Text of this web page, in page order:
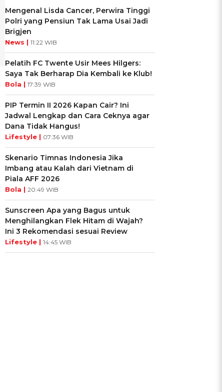
Mengenal Lisda Cancer, Perwira Tinggi
Polri yang Pensiun Tak Lama Usai Jadi
Brigjen
News | 11:22 WIB
Pelatih FC Twente Usir Mees Hilgers:
Saya Tak Berharap Dia Kembali ke Klub!
Bola | 17:39 WIB
PIP Termin II 2026 Kapan Cair? Ini
Jadwal Lengkap dan Cara Ceknya agar
Dana Tidak Hangus!
Lifestyle | 07:36 WIB
Skenario Timnas Indonesia Jika
Imbang atau Kalah dari Vietnam di
Piala AFF 2026
Bola | 20:49 WIB
Sunscreen Apa yang Bagus untuk
Menghilangkan Flek Hitam di Wajah?
Ini 3 Rekomendasi sesuai Review
Lifestyle | 14:45 WIB